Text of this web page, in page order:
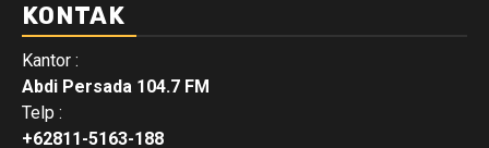
KONTAK
Kantor :
Abdi Persada 104.7 FM
Telp :
+62811-5163-188